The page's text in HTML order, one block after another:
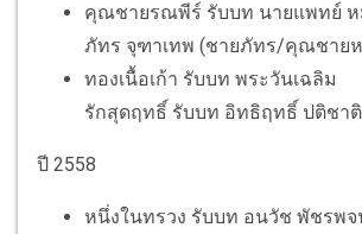
คุณชายรณพีร์ รับบท นายแพทย์
ภัทร จุฑาเทพ (ชายภัทร/คุณชาย
ทองเนื้อเก้า รับบท พระวันเฉลิม
รักสุดฤทธิ์ รับบท อิทธิฤทธิ์ ปติชา
ปี 2558
หนึ่งในทรวง รับบท อนวัช พัชรพจ